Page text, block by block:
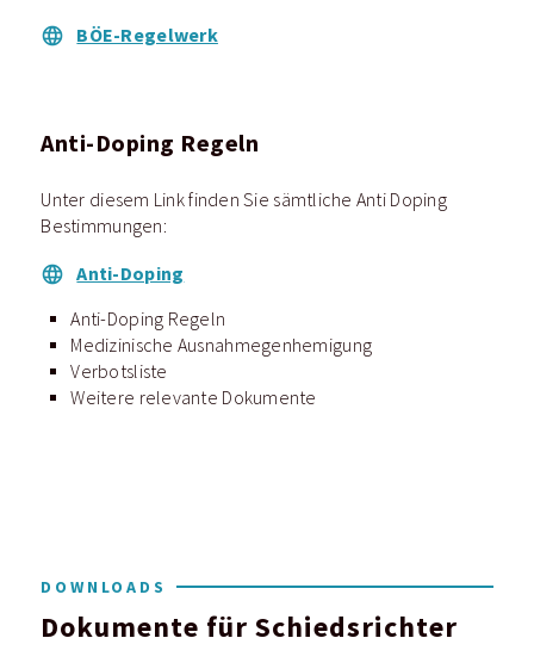
BÖE-Regelwerk
Anti-Doping Regeln
Unter diesem Link finden Sie sämtliche Anti Doping
Bestimmungen:
Anti-Doping
Anti-Doping Regeln
Medizinische Ausnahmegenhemigung
Verbotsliste
Weitere relevante Dokumente
DOWNLOADS
Dokumente für Schiedsrichter